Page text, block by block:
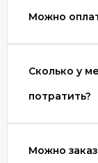
Можно
Сколько у
потратить?
Можно